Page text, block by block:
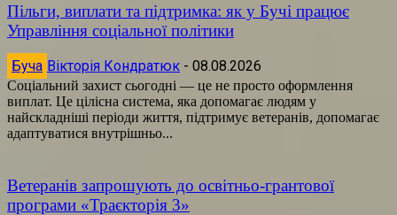
Пільги, виплати та підтримка: як у Бучі працює
Управління соціальної політики
Буча Вікторія Кондратюк - 08.08.2026
Соціальний захист сьогодні — це не просто оформлення
виплат. Це цілісна система, яка допомагає людям у
найскладніші періоди життя, підтримує ветеранів, допомагає
адаптуватися внутрішньо...
Ветеранів запрошують до освітньо-грантової
програми «Траєкторія 3»